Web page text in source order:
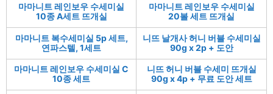
마마니트 레인보우 수세미실
10종 A세트 뜨개실
마마니트 레인보우 수세미실
20볼 세트 뜨개실
마마니트 복수세미실 5p 세트,
연파스텔, 1세트
니뜨 날개사 허니 버블 수세미실
90g x 2p + 도안
마마니트 레인보우 수세미실 C
10종 세트
니뜨 허니 버블 수세미 뜨개실
90g x 4p + 무료 도안 세트